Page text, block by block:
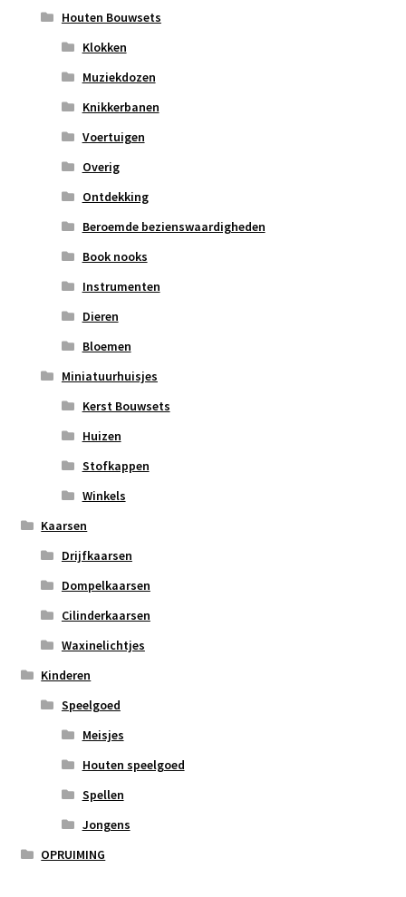
Houten Bouwsets
Klokken
Muziekdozen
Knikkerbanen
Voertuigen
Overig
Ontdekking
Beroemde bezienswaardigheden
Book nooks
Instrumenten
Dieren
Bloemen
Miniatuurhuisjes
Kerst Bouwsets
Huizen
Stofkappen
Winkels
Kaarsen
Drijfkaarsen
Dompelkaarsen
Cilinderkaarsen
Waxinelichtjes
Kinderen
Speelgoed
Meisjes
Houten speelgoed
Spellen
Jongens
OPRUIMING